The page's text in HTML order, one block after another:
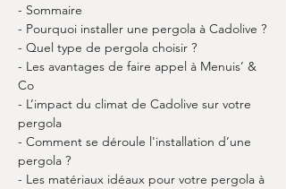
- Sommaire
- Pourquoi installer une pergola à Cadolive ?
- Quel type de pergola choisir ?
- Les avantages de faire appel à Menuis’ &
Co
- L’impact du climat de Cadolive sur votre
pergola
- Comment se déroule l'installation d’une
pergola ?
- Les matériaux idéaux pour votre pergola à